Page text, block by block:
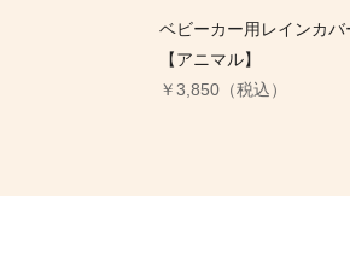
ベビーカー用レインカバ
【アニマル】
￥3,850（税込）